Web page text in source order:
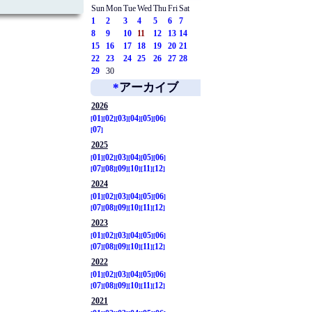
SunMonTueWed ThuFriSat
1
2 3 4 5 6
7
8
9 10 11 12 13 14
15
16 17 18 19 20 21
22
23 24 25 26 27 28
29
30
*アーカイブ
2026
01
02 03 04 05 06
07
2025
01
02 03 04 05 06
07 08 09 10 11
12
2024
01
02 03 04 05 06
07 08 09 10 11
12
2023
01
02 03 04 05 06
07 08 09 10 11
12
2022
01
02 03 04 05 06
07 08 09 10 11
12
2021